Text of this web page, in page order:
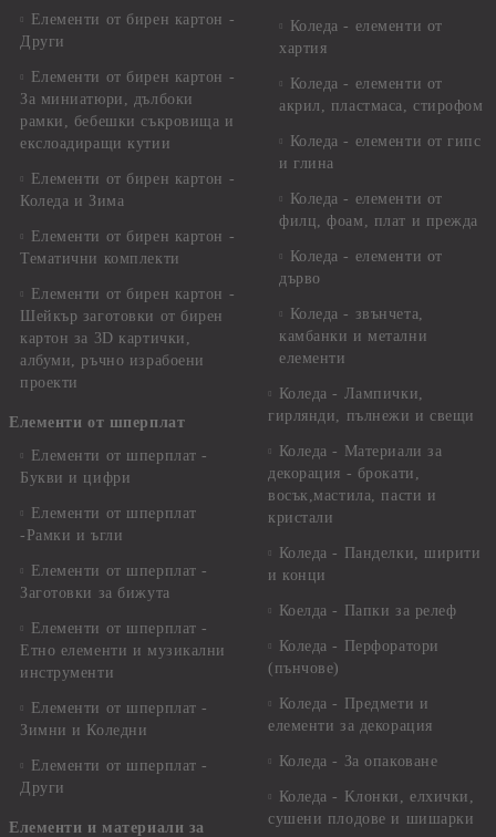
Елементи от бирен картон -
Други
Елементи от бирен картон -
За миниатюри, дълбоки
рамки, бебешки съкровища и
екслоадиращи кутии
Елементи от бирен картон -
Коледа и Зима
Елементи от бирен картон -
Тематични комплекти
Елементи от бирен картон -
Шейкър заготовки от бирен
картон за 3D картички,
албуми, ръчно израбоени
проекти
Елементи от шперплат
Елементи от шперплат -
Букви и цифри
Елементи от шперплат
-Рамки и ъгли
Елементи от шперплат -
Заготовки за бижута
Елементи от шперплат -
Етно елементи и музикални
инструменти
Елементи от шперплат -
Зимни и Коледни
Елементи от шперплат -
Други
Елементи и материали за
Коледа - елементи от
хартия
Коледа - елементи от
акрил, пластмаса, стирофом
Коледа - елементи от гипс
и глина
Коледа - елементи от
филц, фоам, плат и прежда
Коледа - елементи от
дърво
Коледа - звънчета,
камбанки и метални
елементи
Коледа - Лампички,
гирлянди, пълнежи и свещи
Коледа - Материали за
декорация - брокати,
восък,мастила, пасти и
кристали
Коледа - Панделки, ширити
и конци
Коелда - Папки за релеф
Коледа - Перфоратори
(пънчове)
Коледа - Предмети и
елементи за декорация
Коледа - За опаковане
Коледа - Kлонки, елхички,
сушени плодове и шишарки